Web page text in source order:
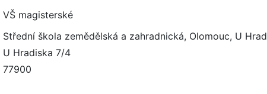
VŠ magisterské
Střední škola zemědělská a zahradnická, Olomouc, U
U Hradiska 7/4
77900